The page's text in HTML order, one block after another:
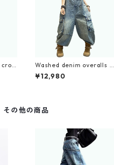
Washed denim overalls D
0234
¥12,980
その他の商品